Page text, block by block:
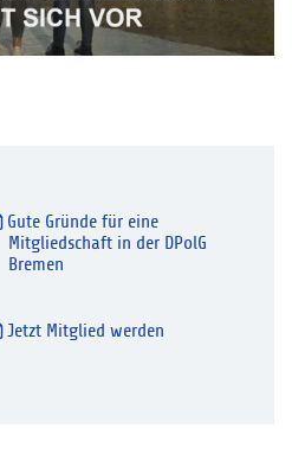
Gute Gründe für eine
Mitgliedschaft in der DPolG
Bremen
Jetzt Mitglied werden